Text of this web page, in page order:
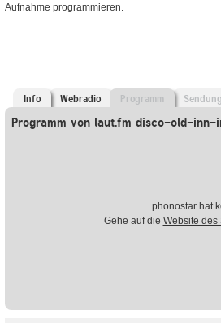
Aufnahme programmieren.
Info Webradio Programm
Programm von laut.fm disco-old-
phonostar hat
Gehe auf die Website des